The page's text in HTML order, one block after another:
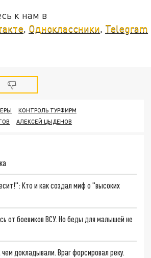
к нам в
, Одноклассники, Telegram
КОНТРОЛЬ ТУРФИРМ
АЛЕКСЕЙ ЦЫДЕНОВ
Кто и как создал миф о "высоких
от боевиков ВСУ. Но беды для малышей не
докладывали. Враг форсировал реку.